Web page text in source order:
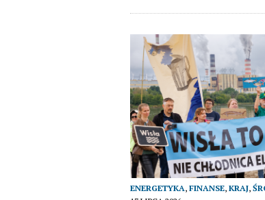
ENERGETYKA,FINANSE,KRAJ,